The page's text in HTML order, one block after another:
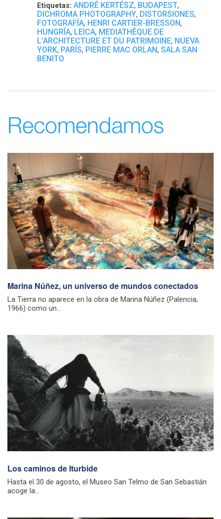
Etiquetas: ANDRÉ KERTÉSZ, BUDAPEST,
DICHROMA PHOTOGRAPHY, DISTORSIONES,
FOTOGRAFÍA, HENRI CARTIER-BRESSON,
HUNGRÍA, LEICA, MEDIATHÈQUE DE
L’ARCHITECTURE ET DU PATRIMOINE, NUEVA
YORK, PARÍS, PIERRE MAC ORLAN, SALA SAN
BENITO
Recomendamos
Marina Núñez, un universo de mundos conectados
La Tierra no aparece en la obra de Marina Núñez (Palencia,
1966) como un...
Los caminos de Iturbide
Hasta el 30 de agosto, el Museo San Telmo de San Sebastián
acoge la...